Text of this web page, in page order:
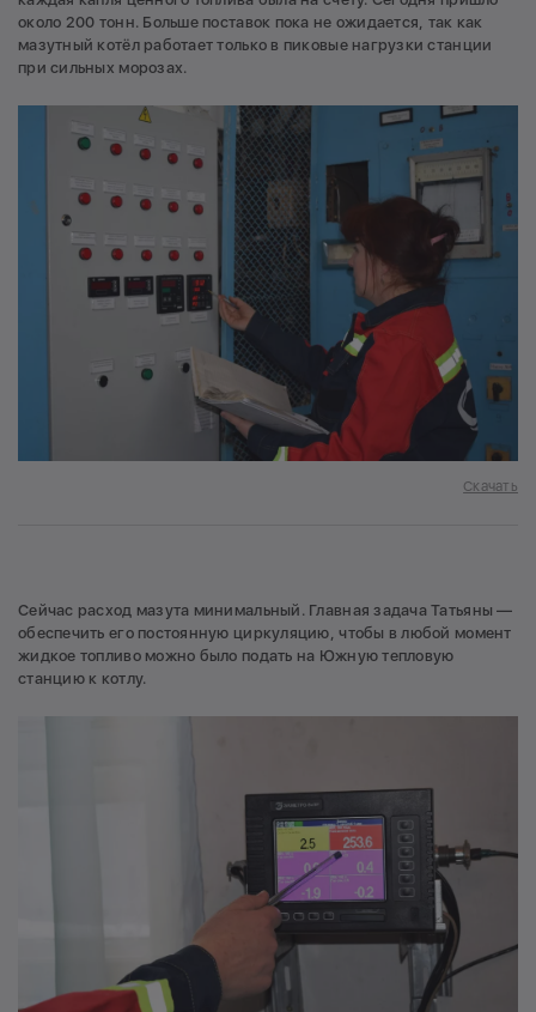
около 200 тонн. Больше поставок пока не ожидается, так как
мазутный котёл работает только в пиковые нагрузки станции
при сильных морозах.
Скачать
Сейчас расход мазута минимальный. Главная задача Татьяны —
обеспечить его постоянную циркуляцию, чтобы в любой момент
жидкое топливо можно было подать на Южную тепловую
станцию к котлу.